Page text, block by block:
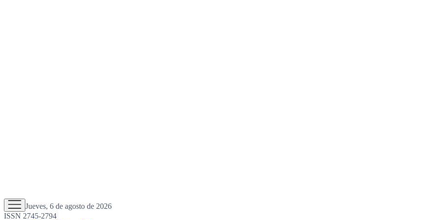
Jueves, 6 de agosto de 2026
ISSN 2745-2794